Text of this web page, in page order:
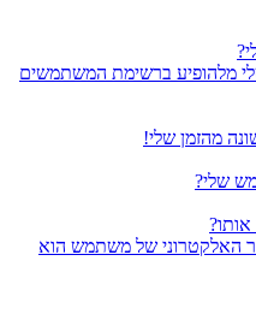
מלהופיע ברשימת המשתמשים
מהזמן שלי!
שלי?
אותו?
האלקטרוני של משתמש הוא